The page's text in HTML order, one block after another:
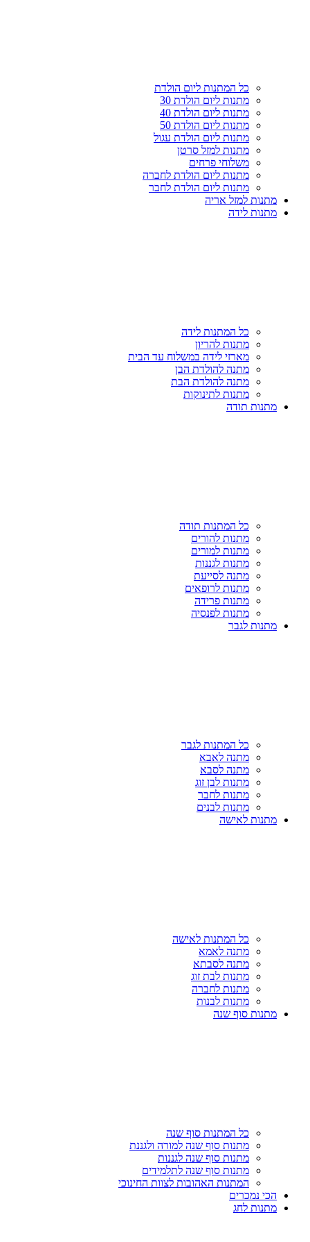
כל המתנות ליום הולדת
מתנות ליום הולדת 30
מתנות ליום הולדת 40
מתנות ליום הולדת 50
מתנות ליום הולדת עגול
מתנות למזל סרטן
משלוחי פרחים
מתנות ליום הולדת לחברה
מתנות ליום הולדת לחבר
מתנות למזל אריה
מתנות לידה
כל המתנות לידה
מתנות להריון
מארזי לידה במשלוח עד הבית
מתנה להולדת הבן
מתנה להולדת הבת
מתנות לתינוקות
מתנות תודה
כל המתנות תודה
מתנות להורים
מתנות למורים
מתנות לגננות
מתנה לסייעת
מתנות לרופאים
מתנות פרידה
מתנות לפנסיה
מתנות לגבר
כל המתנות לגבר
מתנה לאבא
מתנה לסבא
מתנות לבן זוג
מתנות לחבר
מתנות לבנים
מתנות לאישה
כל המתנות לאישה
מתנה לאמא
מתנה לסבתא
מתנות לבת זוג
מתנות לחברה
מתנות לבנות
מתנות סוף שנה
כל המתנות סוף שנה
מתנות סוף שנה למורה ולגננת
מתנות סוף שנה לגננות
מתנות סוף שנה לתלמידים
המתנות האהובות לצוות החינוכי
הכי נמכרים
מתנות לחג